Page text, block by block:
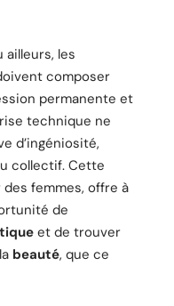
ailleurs, les
composer
permanente et
technique ne
d’ingéniosité,
collectif. Cette
femmes, offre à
de
et de trouver
beauté, que ce